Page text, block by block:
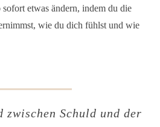
etwas ändern, indem du die
wie du dich fühlst und wie
zwischen Schuld und der